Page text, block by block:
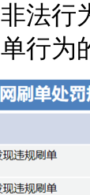
法
行为